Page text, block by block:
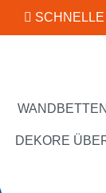
DEKORE